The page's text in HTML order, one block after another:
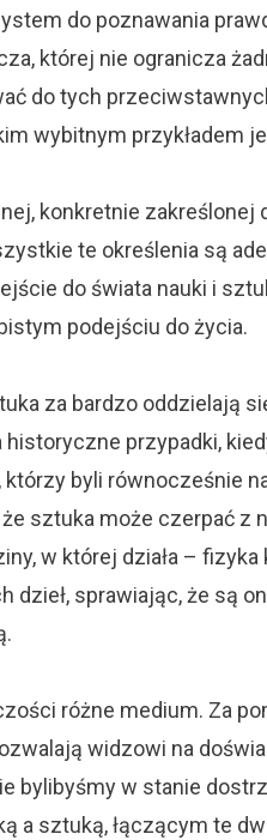
do poznawania
której nie ogranicza
do tych
wybitnym przykładem
konkretnie
te określenia są
do świata nauki i
podejściu do życia.
za bardzo oddzielają
przypadki,
byli równocześnie
sztuka może czerpać z
w której działa –
sprawiając, że są
różne medium. Za
widzowi na
bylibyśmy w stanie
a sztuką, łączącym te